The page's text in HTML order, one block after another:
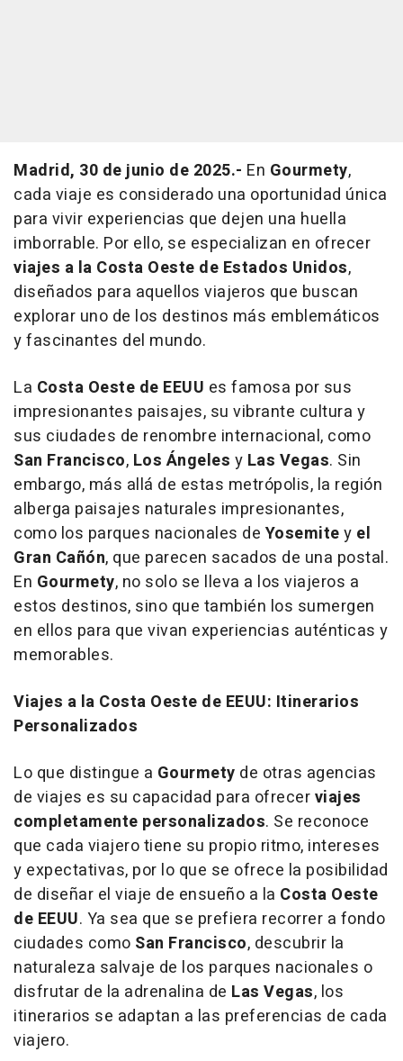
Madrid, 30 de junio de 2025.- En Gourmety,
cada viaje es considerado una oportunidad única
para vivir experiencias que dejen una huella
imborrable. Por ello, se especializan en ofrecer
viajes a la Costa Oeste de Estados Unidos,
diseñados para aquellos viajeros que buscan
explorar uno de los destinos más emblemáticos
y fascinantes del mundo.
La Costa Oeste de EEUU es famosa por sus
impresionantes paisajes, su vibrante cultura y
sus ciudades de renombre internacional, como
San Francisco, Los Ángeles y Las Vegas. Sin
embargo, más allá de estas metrópolis, la región
alberga paisajes naturales impresionantes,
como los parques nacionales de Yosemitey el
Gran Cañón, que parecen sacados de una postal.
En Gourmety, no solo se lleva a los viajeros a
estos destinos, sino que también los sumergen
en ellos para que vivan experiencias auténticas y
memorables.
Viajes a la Costa Oeste de EEUU: Itinerarios
Personalizados
Lo que distingue a Gourmety de otras agencias
de viajes es su capacidad para ofrecerviajes
completamente personalizados. Se reconoce
que cada viajero tiene su propio ritmo, intereses
y expectativas, por lo que se ofrece la posibilidad
de diseñar el viaje de ensueño a la Costa Oeste
de EEUU. Ya sea que se prefiera recorrer a fondo
ciudades como San Francisco, descubrir la
naturaleza salvaje de los parques nacionales o
disfrutar de la adrenalina de Las Vegas, los
itinerarios se adaptan a las preferencias de cada
viajero.